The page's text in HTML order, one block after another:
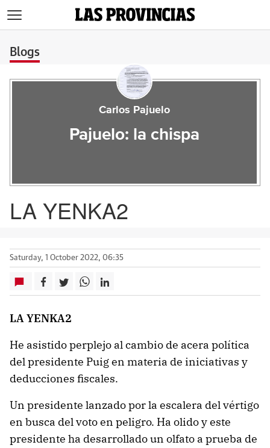
Blogs
Carlos Pajuelo
Pajuelo: la chispa
LA YENKA2
Saturday, 1 October 2022, 06:35
LA YENKA2
He asistido perplejo al cambio de acera política
del presidente Puig en materia de iniciativas y
deducciones fiscales.
Un presidente lanzado por la escalera del vértigo
en busca del voto en peligro. Ha olido y este
presidente ha desarrollado un olfato a prueba de